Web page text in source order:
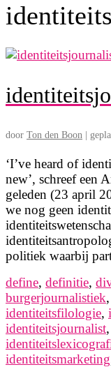
door Ton den Boon
‘I’ve heard of
new’, schreef een
geleden (23 april
we nog geen
politiek waarbij
define, definitie,
burgerjournalistiek,
identiteitsfilologie,
identiteitsjournalist,
identiteitsmarketing